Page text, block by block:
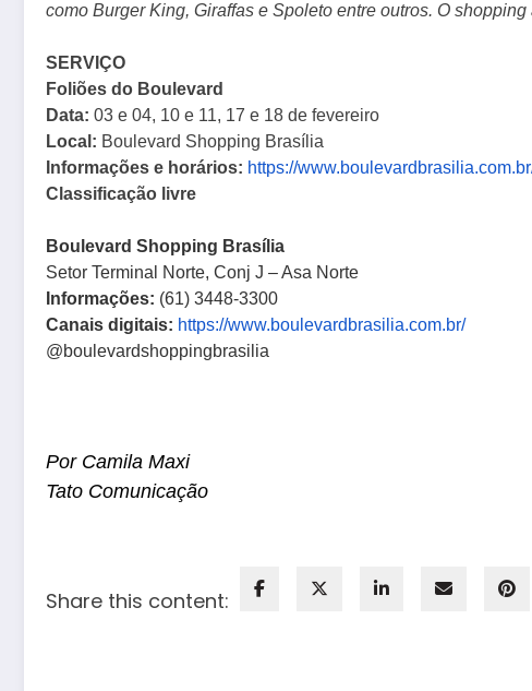
como Burger King, Giraffas e Spoleto entre outros. O
SERVIÇO
Foliões do Boulevard
Data: 03 e 04, 10 e 11, 17 e 18 de fevereiro
Local: Boulevard Shopping Brasília
Informações e horários: https://www.boulevardbrasilia.
Classificação livre
Boulevard Shopping Brasília
Setor Terminal Norte, Conj J – Asa Norte
Informações: (61) 3448-3300
Canais digitais: https://www.boulevardbrasilia.com.br/
@boulevardshoppingbrasilia
Por Camila Maxi
Tato Comunicação
Share this content: